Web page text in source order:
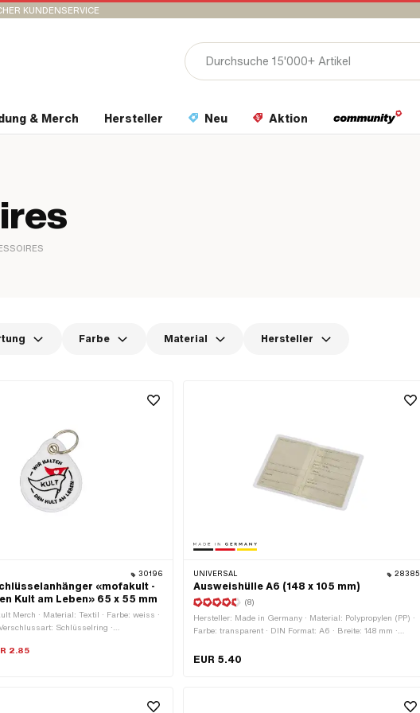
KUNDENSERVICE
& Merch Hersteller Neu Aktion
Farbe Material Hersteller
30196
«mofakult -
Kult am Leben» 65 x 55 mm
Merch · Material: Textil · Farbe: weiss ·
Schlüsselring ·
2.85
UNIVERSAL 28385
Ausweishülle A6 (148 x 105 mm)
(8)
Hersteller: Made in Germany · Material: Polypropylen (PP) ·
Farbe: transparent · DIN Format: A6 · Breite: 148 mm ·
EUR 5.40